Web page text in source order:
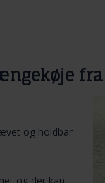
og holdbar
og der kan